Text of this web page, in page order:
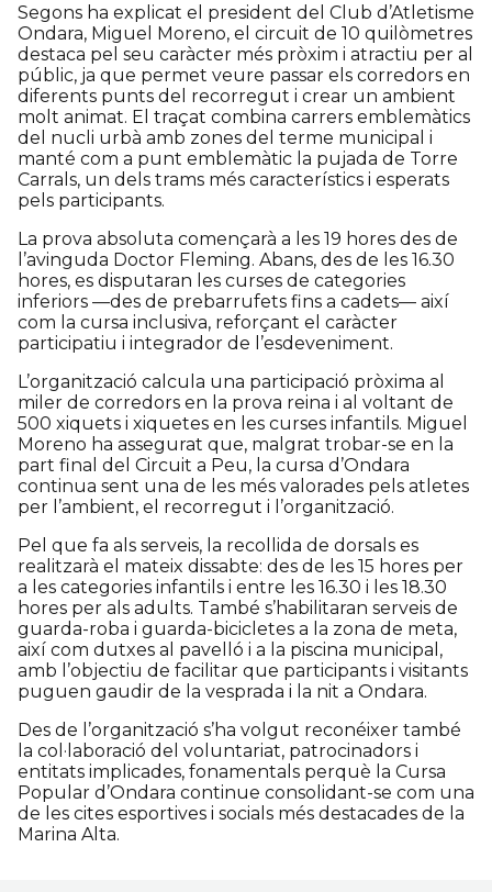
Segons ha explicat el president del Club d’Atletisme
Ondara, Miguel Moreno, el circuit de 10 quilòmetres
destaca pel seu caràcter més pròxim i atractiu per al
públic, ja que permet veure passar els corredors en
diferents punts del recorregut i crear un ambient
molt animat. El traçat combina carrers emblemàtics
del nucli urbà amb zones del terme municipal i
manté com a punt emblemàtic la pujada de Torre
Carrals, un dels trams més característics i esperats
pels participants.
La prova absoluta començarà a les 19 hores des de
l’avinguda Doctor Fleming. Abans, des de les 16.30
hores, es disputaran les curses de categories
inferiors —des de prebarrufets fins a cadets— així
com la cursa inclusiva, reforçant el caràcter
participatiu i integrador de l’esdeveniment.
L’organització calcula una participació pròxima al
miler de corredors en la prova reina i al voltant de
500 xiquets i xiquetes en les curses infantils. Miguel
Moreno ha assegurat que, malgrat trobar-se en la
part final del Circuit a Peu, la cursa d’Ondara
continua sent una de les més valorades pels atletes
per l’ambient, el recorregut i l’organització.
Pel que fa als serveis, la recollida de dorsals es
realitzarà el mateix dissabte: des de les 15 hores per
a les categories infantils i entre les 16.30 i les 18.30
hores per als adults. També s’habilitaran serveis de
guarda-roba i guarda-bicicletes a la zona de meta,
així com dutxes al pavelló i a la piscina municipal,
amb l’objectiu de facilitar que participants i visitants
puguen gaudir de la vesprada i la nit a Ondara.
Des de l’organització s’ha volgut reconéixer també
la col·laboració del voluntariat, patrocinadors i
entitats implicades, fonamentals perquè la Cursa
Popular d’Ondara continue consolidant-se com una
de les cites esportives i socials més destacades de la
Marina Alta.